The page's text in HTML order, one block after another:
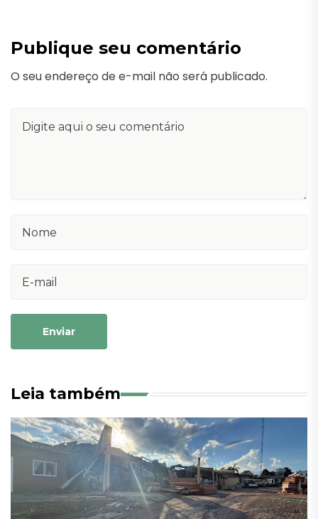
Publique seu comentário
O seu endereço de e-mail não será publicado.
Enviar
Leia também